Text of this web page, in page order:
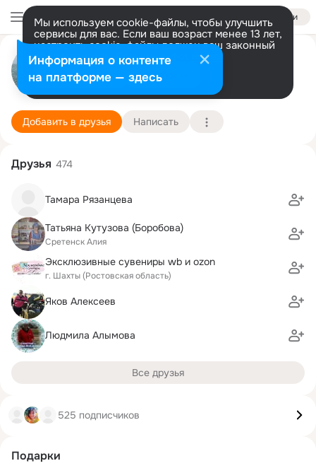
Войти
Мы используем cookie-файлы, чтобы улучшить
сервисы для вас. Если ваш возраст менее 13 лет,
настроить cookie-файлы должен ваш законный
представитель. Больше информации
Разрешить все Настроить
Галина Каханович (Андреева)
Чита (Сретенск)
1 школа
Подробнее
Добавить в друзья Написать
Друзья 474
Тамара Рязанцева
Татьяна Кутузова (Боробова)
Сретенск Алия
Эксклюзивные сувениры wb и ozon
г. Шахты (Ростовская область)
Яков Алексеев
Людмила Алымова
Все друзья
525 подписчиков
Подарки
Информация о контенте
на платформе — здесь